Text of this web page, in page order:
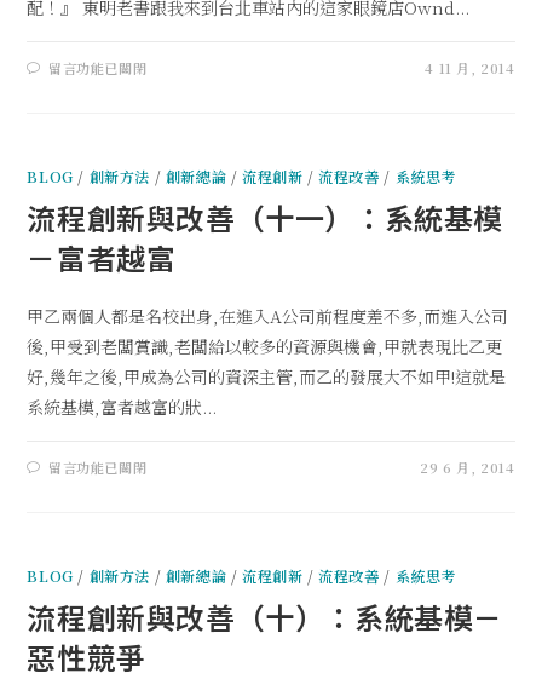
配！』 東明老書跟我來到台北車站內的這家眼鏡店Ownd...
留言功能已關閉 4 11 月, 2014
BLOG / 創新方法 / 創新總論 /流程創新 /流程改善 / 系統思考
流程創新與改善（十一）：系統基模
－富者越富
甲乙兩個人都是名校出身,在進入A公司前程度差不多,而進入公司
後,甲受到老闆賞識,老闆給以較多的資源與機會,甲就表現比乙更
好,幾年之後,甲成為公司的資深主管,而乙的發展大不如甲!這就是
系統基模,富者越富的狀...
留言功能已關閉 29 6 月, 2014
BLOG / 創新方法 / 創新總論 /流程創新 /流程改善 / 系統思考
流程創新與改善（十）：系統基模－
惡性競爭